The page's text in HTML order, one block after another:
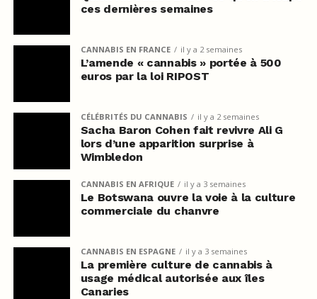
ces dernières semaines
CANNABIS EN FRANCE il y a 2 semaines
L’amende « cannabis » portée à 500
euros par la loi RIPOST
CÉLÉBRITÉS DU CANNABIS il y a 2 semaines
Sacha Baron Cohen fait revivre Ali G
lors d’une apparition surprise à
Wimbledon
CANNABIS EN AFRIQUE il y a 3 semaines
Le Botswana ouvre la voie à la culture
commerciale du chanvre
CANNABIS EN ESPAGNE il y a 3 semaines
La première culture de cannabis à
usage médical autorisée aux îles
Canaries